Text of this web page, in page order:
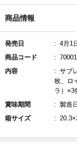
商品情報
発売日
4月1
商品コード
内容
サブ
枚、ロ
ラ）×3
賞味期間
製造
箱サイズ